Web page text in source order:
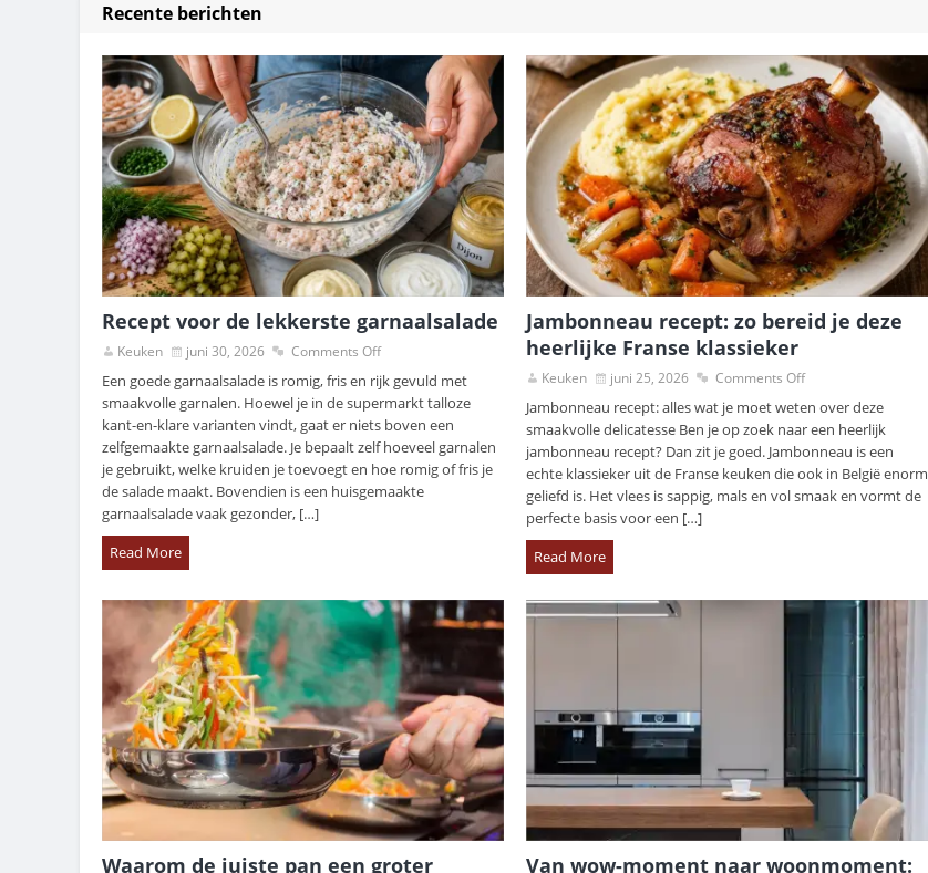
Recente berichten
Recept voor de lekkerste garnaalsalade
Keuken juni 30, 2026 Comments Off
Een goede garnaalsalade is romig, fris en rijk gevuld met
smaakvolle garnalen. Hoewel je in de supermarkt talloze
kant-en-klare varianten vindt, gaat er niets boven een
zelfgemaakte garnaalsalade. Je bepaalt zelf hoeveel garnalen
je gebruikt, welke kruiden je toevoegt en hoe romig of fris je
de salade maakt. Bovendien is een huisgemaakte
garnaalsalade vaak gezonder, […]
Read More
Jambonneau recept: zo bereid je deze
heerlijke Franse klassieker
Keuken juni 25, 2026 Comments Off
Jambonneau recept: alles wat je moet weten over deze
smaakvolle delicatesse Ben je op zoek naar een heerlijk
jambonneau recept? Dan zit je goed. Jambonneau is een
echte klassieker uit de Franse keuken die ook in België enorm
geliefd is. Het vlees is sappig, mals en vol smaak en vormt de
perfecte basis voor een […]
Read More
Waarom de juiste pan een groter
Van wow-moment naar woonmoment: